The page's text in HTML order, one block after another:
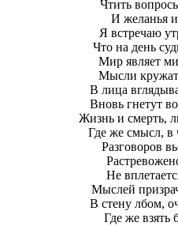
Чтить
И желанья
Я встречаю
Что на день
Мир являет
Мысли
В лица
Вновь гнетут
Жизнь и смерть,
Где же смысл, в
Разговоров
Не
Мыслей
В стену лбом,
Где же взять